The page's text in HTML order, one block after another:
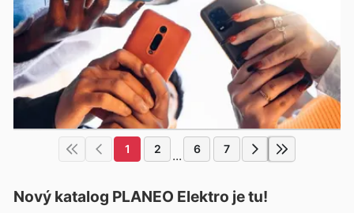
1 2 ... 6 7
Nový katalog PLANEO Elektro je tu!